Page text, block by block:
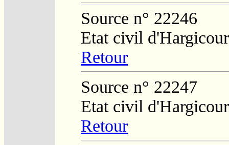
Source n° 22246
Etat civil
Retour
Source n° 22247
Etat civil
Retour